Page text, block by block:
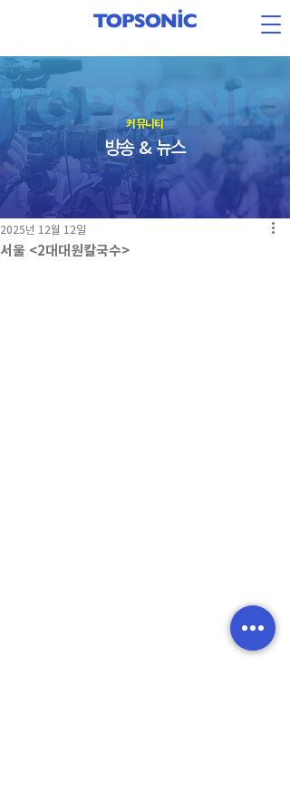
​커뮤니티
방송 & 뉴스
서울 <2대대원칼국수>
2025년 12월 12일